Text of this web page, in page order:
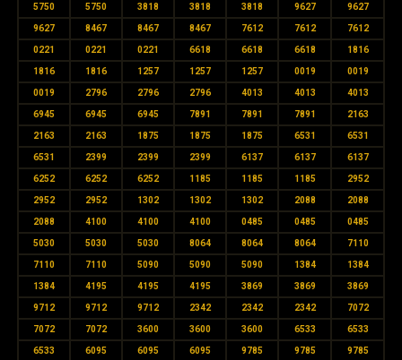
5750 5750 3818 3818 3818 9627 9627
9627 8467 8467 8467 7612 7612 7612
0221 0221 0221 6618 6618 6618 1816
1816 1816 1257 1257 1257 0019 0019
0019 2796 2796 2796 4013 4013 4013
6945 6945 6945 7891 7891 7891 2163
2163 2163 1875 1875 1875 6531 6531
6531 2399 2399 2399 6137 6137 6137
6252 6252 6252 1185 1185 1185 2952
2952 2952 1302 1302 1302 2088 2088
2088 4100 4100 4100 0485 0485 0485
5030 5030 5030 8064 8064 8064 7110
7110 7110 5090 5090 5090 1384 1384
1384 4195 4195 4195 3869 3869 3869
9712 9712 9712 2342 2342 2342 7072
7072 7072 3600 3600 3600 6533 6533
6533 6095 6095 6095 9785 9785 9785